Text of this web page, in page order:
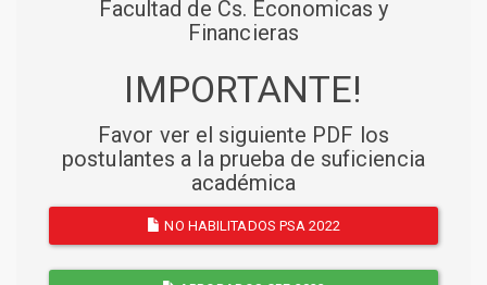
Facultad de Cs. Economicas y
Financieras
IMPORTANTE!
Favor ver el siguiente PDF los
postulantes a la prueba de suficiencia
académica
NO HABILITADOS PSA 2022